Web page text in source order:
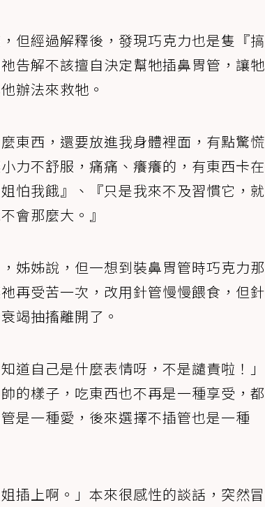
但經過解釋後，發現巧克力也是隻『搞
告解不該擅自決定幫牠插鼻胃管，讓牠
辦法來救牠。
東西，還要放進我身體裡面，有點驚慌
力不舒服，痛痛、癢癢的，有東西卡在
怕我餓』、『只是我來不及習慣它，就
會那麼大。』
姊姊說，但一想到裝鼻胃管時巧克力那
再受苦一次，改用針管慢慢餵食，但針
竭抽搐離開了。
道自己是什麼表情呀，不是譴責啦！」
的樣子，吃東西也不再是一種享受，都
是一種愛，後來選擇不插管也是一種
插上啊。」本來很感性的談話，突然冒